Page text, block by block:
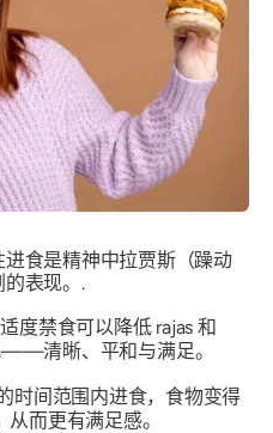
食是精神中拉贾斯（躁动
表现。.
适度禁食可以降低 rajas 和
清晰、平和与满足。
时间范围内进食，食物变得
而更有满足感。